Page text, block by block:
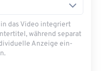
das Video integriert
während separat
Anzeige ein-